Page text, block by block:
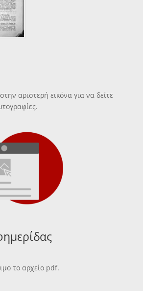
αριστερή εικόνα για να δείτε
το αρχείο pdf.